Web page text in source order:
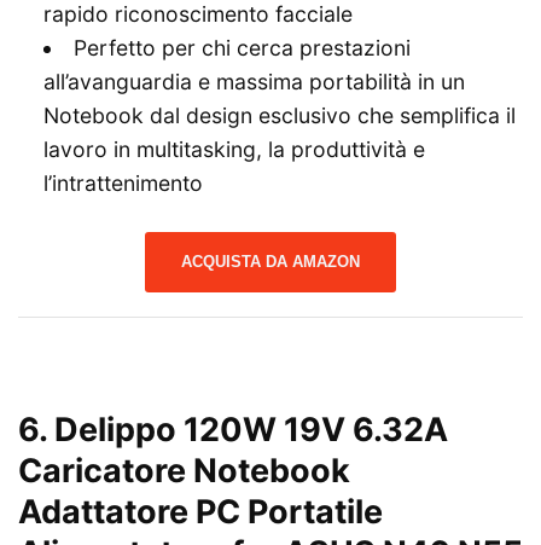
rapido riconoscimento facciale
Perfetto per chi cerca prestazioni
all’avanguardia e massima portabilità in un
Notebook dal design esclusivo che semplifica il
lavoro in multitasking, la produttività e
l’intrattenimento
ACQUISTA DA AMAZON
6. Delippo 120W 19V 6.32A
Caricatore Notebook
Adattatore PC Portatile